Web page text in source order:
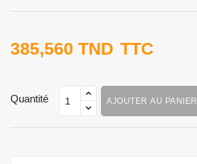
385,560 TND TTC
Quantité AJOUTER AU PANIER